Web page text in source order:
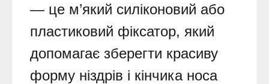
— це м’який силіконовий або
пластиковий фіксатор, який
допомагає зберегти красиву
форму ніздрів і кінчика носа